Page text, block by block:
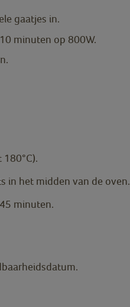
gaatjes in.
minuten op 800W.
in het midden van de oven.
minuten.